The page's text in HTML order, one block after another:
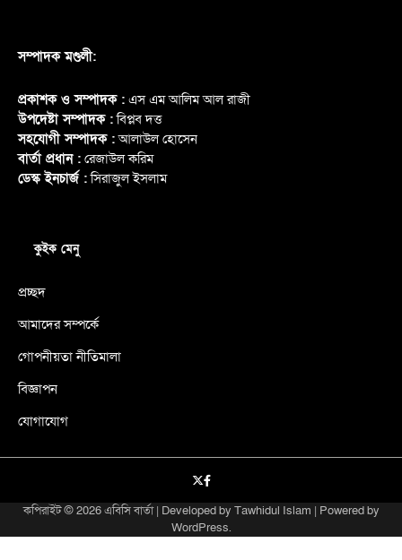
সম্পাদক মণ্ডলী:
প্রকাশক ও সম্পাদক : এস এম আলিম আল রাজী
উপদেষ্টা সম্পাদক :বিপ্লব দত্ত
সহযোগী সম্পাদক :আলাউল হোসেন
বার্তা প্রধান : রেজাউল করিম
ডেস্ক ইনচার্জ :সিরাজুল ইসলাম
কুইক মেনু
প্রচ্ছদ
আমাদের সম্পর্কে
গোপনীয়তা নীতিমালা
বিজ্ঞাপন
যোগাযোগ
Xfacebook
কপিরাইট © 2026এবিসি বার্তা| Developed by Tawhidul Islam | Powered by
WordPress.